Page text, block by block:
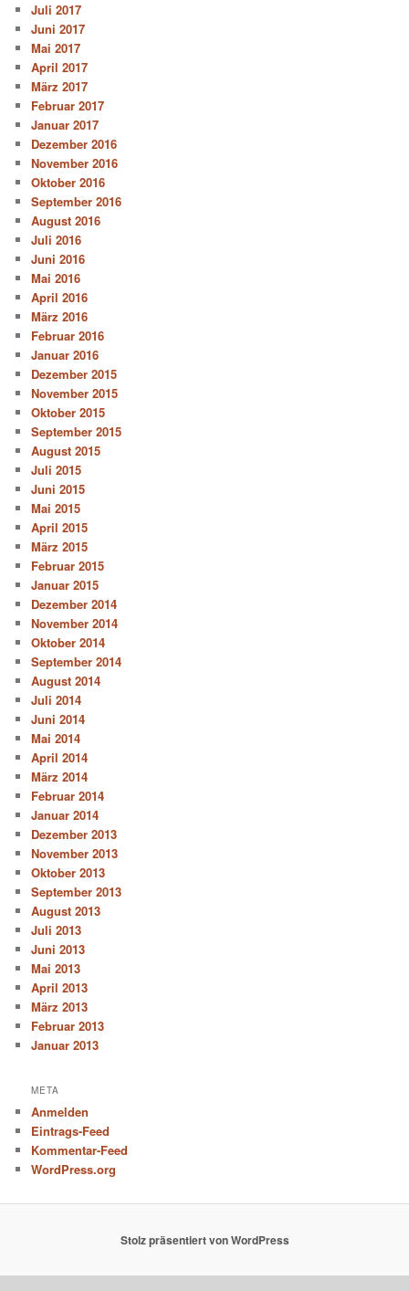
Juli 2017
Juni 2017
Mai 2017
April 2017
März 2017
Februar 2017
Januar 2017
Dezember 2016
November 2016
Oktober 2016
September 2016
August 2016
Juli 2016
Juni 2016
Mai 2016
April 2016
März 2016
Februar 2016
Januar 2016
Dezember 2015
November 2015
Oktober 2015
September 2015
August 2015
Juli 2015
Juni 2015
Mai 2015
April 2015
März 2015
Februar 2015
Januar 2015
Dezember 2014
November 2014
Oktober 2014
September 2014
August 2014
Juli 2014
Juni 2014
Mai 2014
April 2014
März 2014
Februar 2014
Januar 2014
Dezember 2013
November 2013
Oktober 2013
September 2013
August 2013
Juli 2013
Juni 2013
Mai 2013
April 2013
März 2013
Februar 2013
Januar 2013
META
Anmelden
Eintrags-Feed
Kommentar-Feed
WordPress.org
Stolz präsentiert von WordPress